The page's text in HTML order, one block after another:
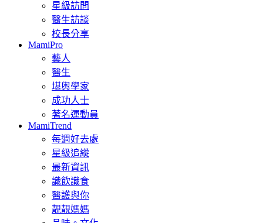
星級訪問
醫生訪談
校長分享
MamiPro
藝人
醫生
堪輿學家
成功人士
著名運動員
MamiTrend
每週好去處
星級追縱
最新資訊
識飲識食
醫護與你
靚靚媽媽